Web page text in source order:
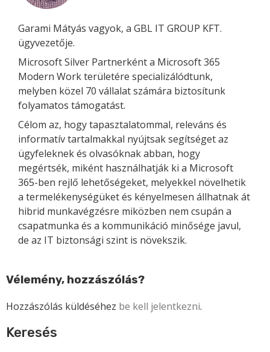
Garami Mátyás vagyok, a GBL IT GROUP KFT.
ügyvezetője.
Microsoft Silver Partnerként a Microsoft 365
Modern Work területére specializálódtunk,
melyben közel 70 vállalat számára biztosítunk
folyamatos támogatást.
Célom az, hogy tapasztalatommal, releváns és
informatív tartalmakkal nyújtsak segítséget az
ügyfeleknek és olvasóknak abban, hogy
megértsék, miként használhatják ki a Microsoft
365-ben rejlő lehetőségeket, melyekkel növelhetik
a termelékenységüket és kényelmesen állhatnak át
hibrid munkavégzésre miközben nem csupán a
csapatmunka és a kommunikáció minősége javul,
de az IT biztonsági szint is növekszik.
Vélemény, hozzászólás?
Hozzászólás küldéséhez be kell jelentkezni.
Keresés